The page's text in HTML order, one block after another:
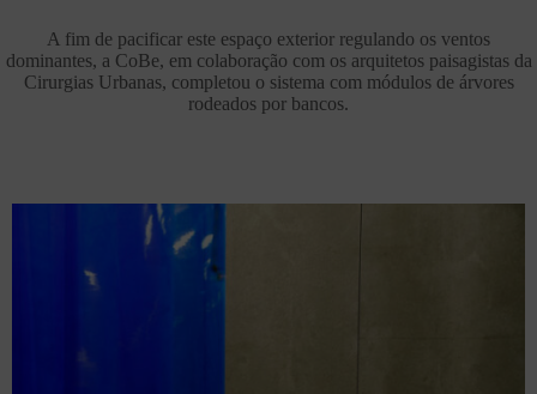
A fim de pacificar este espaço exterior regulando os ventos
dominantes, a CoBe, em colaboração com os arquitetos paisagistas da
Cirurgias Urbanas, completou o sistema com módulos de árvores
rodeados por bancos.